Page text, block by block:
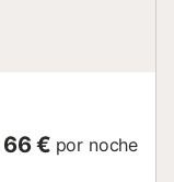
66 € por noche